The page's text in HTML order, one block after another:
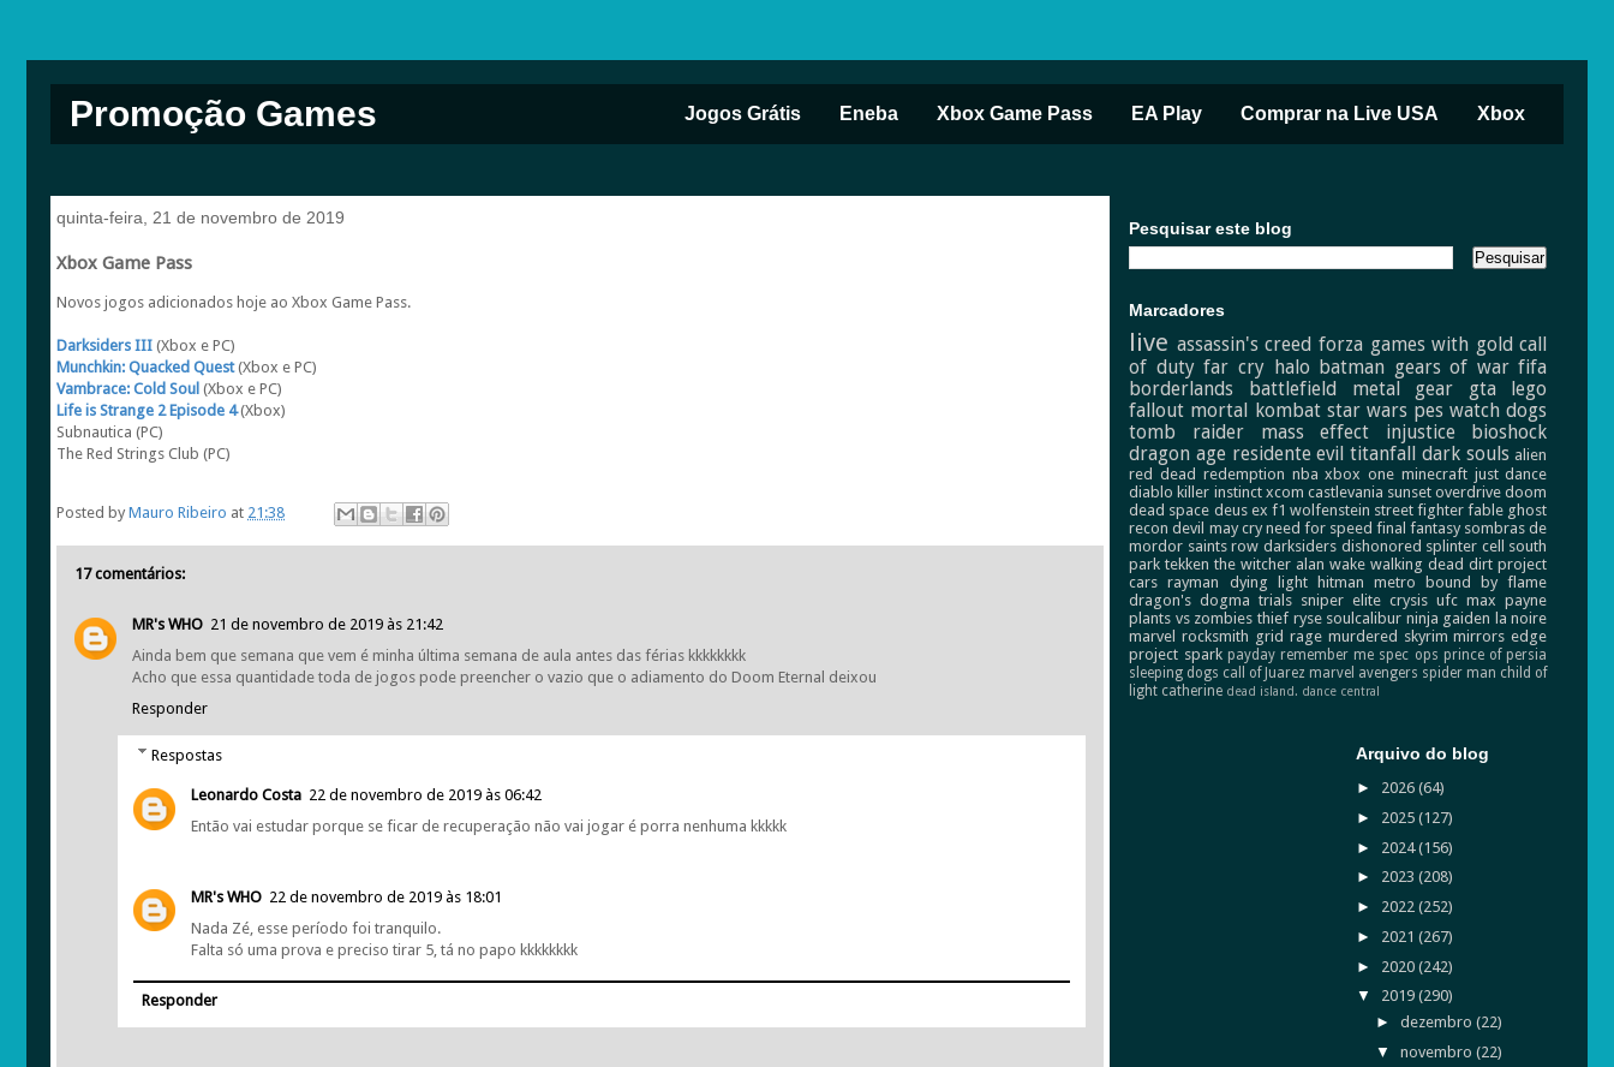
Promoção Games Jogos Grátis Eneba Xbox Game Pass EA Play Comprar na Live USA Xbox
quinta-feira, 21 de novembro de 2019
Xbox Game Pass
Novos jogos adicionados hoje ao Xbox Game Pass.
Darksiders III (Xbox e PC)
Munchkin: Quacked Quest(Xbox e PC)
Vambrace: Cold Soul (Xbox e PC)
Life is Strange 2 Episode 4(Xbox)
Subnautica (PC)
The Red Strings Club (PC)
Posted by Mauro Ribeiro at 21:38
17 comentários:
MR's WHO 21 de novembro de 2019 às 21:42
Ainda bem que semana que vem é minha última semana de aula antes das férias kkkkkkkk
Acho que essa quantidade toda de jogos pode preencher o vazio que o adiamento do Doom Eternal deixou
Responder
Respostas
Leonardo Costa 22 de novembro de 2019 às 06:42
Então vai estudar porque se ficar de recuperação não vai jogar é porra nenhuma kkkkk
MR's WHO 22 de novembro de 2019 às 18:01
Nada Zé, esse período foi tranquilo.
Falta só uma prova e preciso tirar 5, tá no papo kkkkkkkk
Responder
Pesquisar este blog
Marcadores
live assassin's creed forza games with gold call
of duty far cry halo batman gears of war fifa
borderlands
battlefield metal gear gta
lego
fallout mortal kombat star wars pes watch dogs
tomb raider
mass effect injustice
bioshock
dragon age residente evil titanfall dark souls alien
red dead redemption nba xbox one minecraft just dance
diablo killer instinct xcom castlevania sunset overdrive doom
dead space deus ex f1 wolfenstein street fighter fable ghost
recon devil may cry need for speed final fantasy sombras de
mordor saints row darksiders dishonored splinter cell south
park tekken the witcher alan wake walking dead dirt project
cars rayman dying light hitman metro
bound by flame
dragon's dogma trials sniper elite crysis ufc max payne
plants vs zombies thief ryse soulcalibur ninja gaiden la noire
marvel rocksmith grid rage murdered skyrim mirrors edge
project spark payday remember me spec ops prince of persia
sleeping dogs call of Juarez marvel avengers spider man child of
light catherine dead island. dance central
Arquivo do blog
► 2026(64)
► 2025(127)
► 2024(156)
► 2023(208)
► 2022(252)
► 2021(267)
► 2020(242)
▼ 2019(290)
► dezembro (22)
▼ novembro (22)